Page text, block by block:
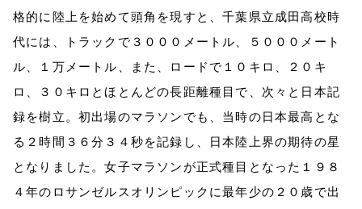
格的に陸上を始めて頭角を現すと、千葉県立成田高校時
代には、トラックで３０００メートル、５０００メート
ル、１万メートル、また、ロードで１０キロ、２０キ
ロ、３０キロとほとんどの長距離種目で、次々と日本記
録を樹立。初出場のマラソンでも、当時の日本最高とな
る２時間３６分３４秒を記録し、日本陸上界の期待の星
となりました。女子マラソンが正式種目となった１９８
４年のロサンゼルスオリンピックに最年少の２０歳で出